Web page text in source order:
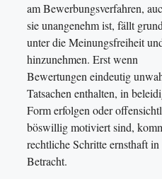
am Bewerbungsverfahren,
sie unangenehm ist, fällt
unter die Meinungsfreiheit
hinzunehmen. Erst wenn
Bewertungen eindeutig
Tatsachen enthalten, in
Form erfolgen oder
böswillig motiviert sind,
rechtliche Schritte ernsthaft in
Betracht.